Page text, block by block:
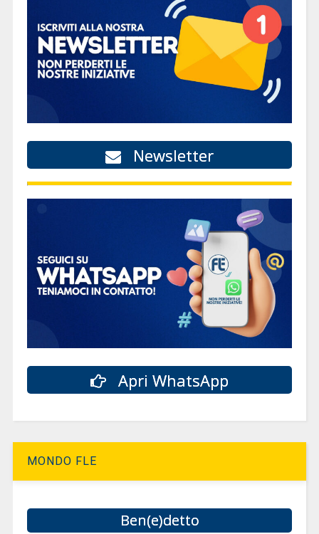
Newsletter
Apri WhatsApp
MONDO FLE
Ben(e)detto